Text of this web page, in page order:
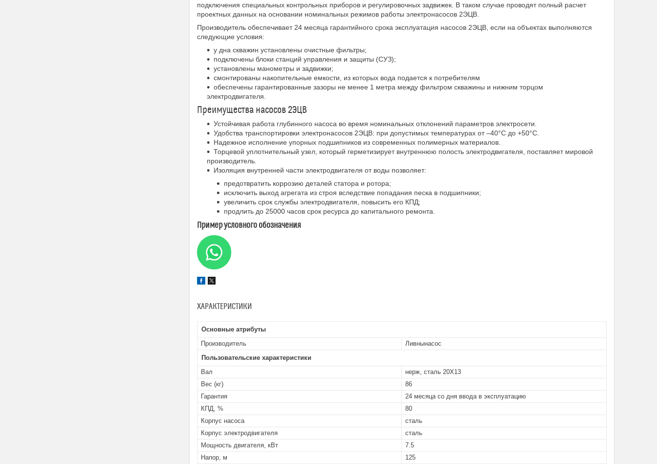
подключения специальных контрольных приборов и регулировочных задвижек. В таком случае проводят полный расчет
проектных данных на основании номинальных режимов работы электронасосов 2ЭЦВ.
Производитель обеспечивает 24 месяца гарантийного срока эксплуатация насосов 2ЭЦВ, если на объектах выполняются
следующие условия:
у дна скважин установлены очистные фильтры;
подключены блоки станций управления и защиты (СУЗ);
установлены манометры и задвижки;
смонтированы накопительные емкости, из которых вода подается к потребителям
обеспечены гарантированные зазоры не менее 1 метра между фильтром скважины и нижним торцом
электродвигателя.
Преимущества насосов 2ЭЦВ
Устойчивая работа глубинного насоса во время номинальных отклонений параметров электросети.
Удобства транспортировки электронасосов 2ЭЦВ: при допустимых температурах от –40°С до +50°С.
Надежное исполнение упорных подшипников из современных полимерных материалов.
Торцевой уплотнительный узел, который герметизирует внутреннюю полость электродвигателя, поставляет мировой
производитель.
Изоляция внутренней части электродвигателя от воды позволяет:
предотвратить коррозию деталей статора и ротора;
исключить выход агрегата из строя вследствие попадания песка в подшипники;
увеличить срок службы электродвигателя, повысить его КПД;
продлить до 25000 часов срок ресурса до капитального ремонта.
Пример условного обозначения
ХАРАКТЕРИСТИКИ
Основные атрибуты
Производитель
Ливнынасос
Пользовательские характеристики
Вал
нерж, сталь 20Х13
Вес (кг)
86
Гарантия
24 месяца со дня ввода в эксплуатацию
КПД, %
80
Корпус насоса
сталь
Корпус электродвигателя
сталь
Мощность двигателя, кВт
7.5
Напор, м
125